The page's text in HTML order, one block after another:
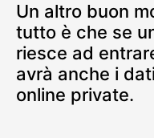
Un altro buon
tutto è che se
riesce ad
avrà anche i
online private.